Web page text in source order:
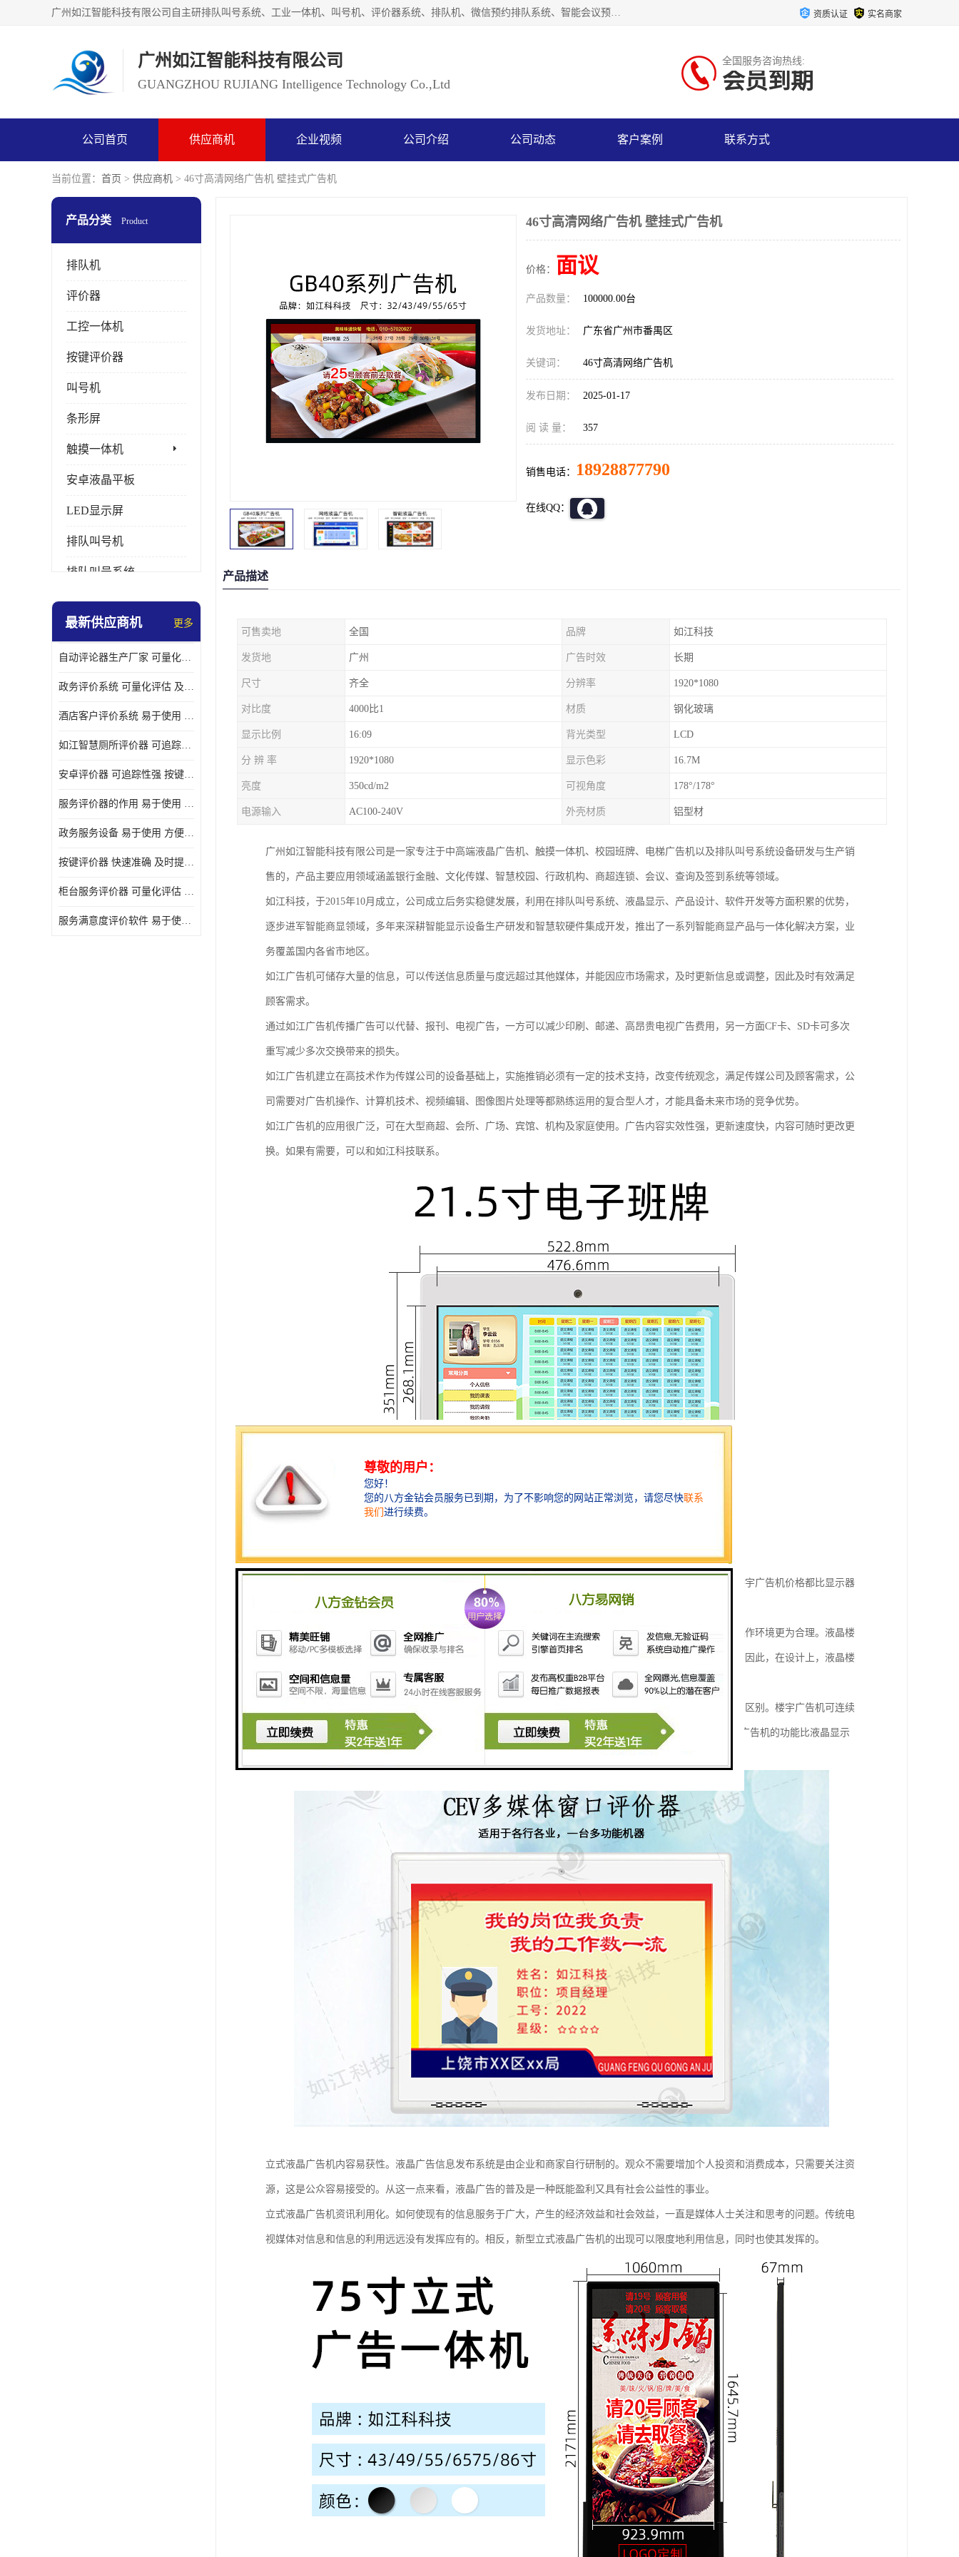
广州如江智能科技有限公司自主研排队叫号系统、工业一体机、叫号机、评价器系统、排队机、微信预约排队系统、智能会议预约系统、自助终端机、自助查询机、LED显示屏、触控一体机、平板会议一体机、教学一体机、室户外液晶广告机等生产以及解决方案，是一家高新技术企业，支持软硬件定制，全国上门安装售后服务。 资质认证 实名商家
广州如江智能科技有限公司
GUANGZHOU RUJIANG Intelligence Technology Co.,Ltd
全国服务咨询热线:
会员到期
公司首页 供应商机 企业视频 公司介绍 公司动态 客户案例 联系方式
当前位置： 首页 > 供应商机 > 46寸高清网络广告机 壁挂式广告机
产品分类 Product
排队机
评价器
工控一体机
按键评价器
叫号机
条形屏
触摸一体机
安卓液晶平板
LED显示屏
排队叫号机
排队叫号系统
拼接屏
壁挂广告机
液晶广告机
最新供应商机 更多
自动评论器生产厂家 可量化评估 适用于多种应用场景
政务评价系统 可量化评估 及时提供反馈
酒店客户评价系统 易于使用 按键响应速度
如江智慧厕所评价器 可追踪性强 及时提供反馈
安卓评价器 可追踪性强 按键响应速度
服务评价器的作用 易于使用 按键响应速度
政务服务设备 易于使用 方便数据记录和分析
按键评价器 快速准确 及时提供反馈
柜台服务评价器 可量化评估 及时提供反馈
服务满意度评价软件 易于使用 及时提供反馈
46寸高清网络广告机 壁挂式广告机
价格： 面议
产品数量： 100000.00台
发货地址： 广东省广州市番禺区
关键词： 46寸高清网络广告机
发布日期： 2025-01-17
阅 读 量： 357
销售电话： 18928877790
在线QQ：
产品描述
可售卖地 全国 品牌 如江科技
发货地 广州 广告时效 长期
尺寸 齐全 分辨率 1920*1080
对比度 4000比1 材质 钢化玻璃
显示比例 16:09 背光类型 LCD
分 辨 率 1920*1080 显示色彩 16.7M
亮度 350cd/m2 可视角度 178°/178°
电源输入 AC100-240V 外壳材质 铝型材
广州如江智能科技有限公司是一家专注于中高端液晶广告机、触摸一体机、校园班牌、电梯广告机以及排队叫号系统设备研发与生产销
售的，产品主要应用领域涵盖银行金融、文化传媒、智慧校园、行政机构、商超连锁、会议、查询及签到系统等领域。
如江科技，于2015年10月成立，公司成立后务实稳健发展，利用在排队叫号系统、液晶显示、产品设计、软件开发等方面积累的优势，
逐步进军智能商显领域，多年来深耕智能显示设备生产研发和智慧软硬件集成开发，推出了一系列智能商显产品与一体化解决方案，业
务覆盖国内各省市地区。
如江广告机可储存大量的信息，可以传送信息质量与度远超过其他媒体，并能因应市场需求，及时更新信息或调整，因此及时有效满足
顾客需求。
通过如江广告机传播广告可以代替、报刊、电视广告，一方可以减少印刷、邮递、高昂贵电视广告费用，另一方面CF卡、SD卡可多次
重写减少多次交换带来的损失。
如江广告机建立在高技术作为传媒公司的设备基础上，实施推销必须有一定的技术支持，改变传统观念，满足传媒公司及顾客需求，公
司需要对广告机操作、计算机技术、视频编辑、图像图片处理等都熟练运用的复合型人才，才能具备未来市场的竞争优势。
如江广告机的应用很广泛，可在大型商超、会所、广场、宾馆、机构及家庭使用。广告内容实效性强，更新速度快，内容可随时更改更
换。如果有需要，可以和如江科技联系。
液晶楼宇广告机与液晶显示器的区别
液晶楼宇广告机和液晶显示器都具有显示和播放功能。可能会认为这是同一款设备，其实是不相同的，液晶楼宇广告机价格都比显示器
要贵，内置配备也是不一样的，功能是，接下来如江科技介绍液晶楼宇广告机与液晶显示器的区别在于哪里？
普通液晶显示器一般用于家庭、客厅等环境小、空间好的地方，其使用温度、湿度、空气洁净度相对优越，操作环境更为合理。液晶楼
宇广告机是一种户外多媒体信息传播设备，通常出现在人员密集的公共场所，其应用环境非常不稳定和多变。因此，在设计上，液晶楼
宇广告机的应用环境需要比液晶显示器更适用。
楼宇广告机播放时间比液晶电视高得多，楼宇广告机适合长期使用，与液晶显示器、液晶电视等产品有很大的区别。楼宇广告机可连续
运行，使用寿命超过50，000小时。在显示面板的这一方面，虽然两者基本上相同，但就散热性能而言，楼宇广告机的功能比液晶显示
立式液晶广告机内容易获性。液晶广告信息发布系统是由企业和商家自行研制的。观众不需要增加个人投资和消费成本，只需要关注资
源，这是公众容易接受的。从这一点来看，液晶广告的普及是一种既能盈利又具有社会公益性的事业。
立式液晶广告机资讯利用化。如何使现有的信息服务于广大，产生的经济效益和社会效益，一直是媒体人士关注和思考的问题。传统电
视媒体对信息和信息的利用远远没有发挥应有的。相反，新型立式液晶广告机的出现可以限度地利用信息，同时也使其发挥的。